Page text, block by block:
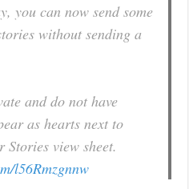
you can now send some
without sending a
and do not have
as hearts next to
Stories view sheet.
l56Rmzgnnw